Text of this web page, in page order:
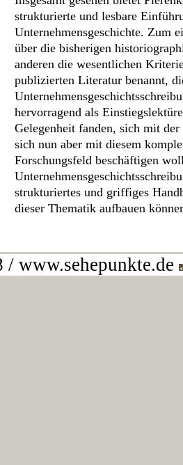
strukturierte und lesbare
Unternehmensgeschichte. Zum
über die bisherigen
anderen die wesentlichen
publizierten Literatur benannt,
hervorragend als
Gelegenheit fanden, sich mit der
sich nun aber mit diesem
Forschungsfeld beschäftigen
strukturiertes und griffiges
dieser Thematik aufbauen
/ www.sehepunkte.de